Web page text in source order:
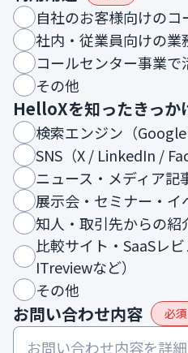
自社のお客様向けのコ
社内・従業員向けの業
コールセンター事業で
その他
HelloXを知ったきっか
検索エンジン（Google
SNS（X / LinkedIn /
ニュース・メディア記
展示会・セミナー・イ
知人・取引先からの紹
比較サイト・SaaSレ
ITreviewなど）
その他
お問い合わせ内容 必須